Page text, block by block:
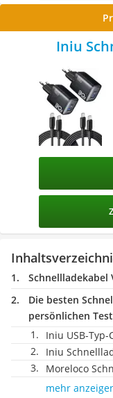
Iniu
Schnellladekabel
Die besten
persönlichen
Iniu USB-Typ-
Iniu
Moreloco
mehr